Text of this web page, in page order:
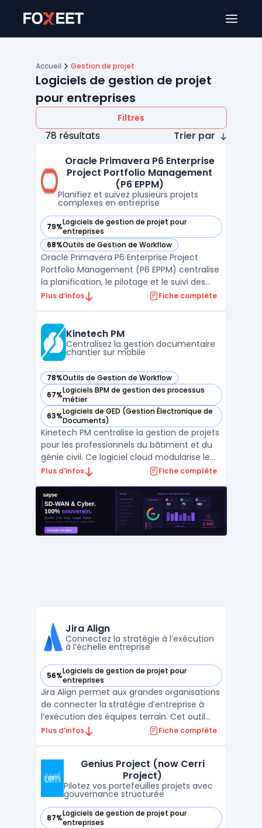
Accueil Gestion de projet
Logiciels de gestion de projet
pour entreprises
Filtres
78 résultats
Trier par
Oracle Primavera P6 Enterprise
Project Portfolio Management
(P6 EPPM)
Planifiez et suivez plusieurs projets
complexes en entreprise
79%Logiciels de gestion de projet pour
entreprises
— voir Oracle Primavera P6 Enterprise Project Portfolio
68%Outils de Gestion de Workflow
— voir Oracle Primavera P6 Enterprise Project Portfolio
Oracle Primavera P6 Enterprise Project
Portfolio Management (P6 EPPM) centralise
la planification, le pilotage et le suivi des
projets, programmes et portefeuilles à
de portefeuilles. Dans les contextes où
plusieurs cha ...
Plus d’infos Fiche complète
Kinetech PM
Centralisez la gestion documentaire
chantier sur mobile
78%Outils de Gestion de Workflow
— voir Kinetech PM dans cette catégorie
67%Logiciels BPM de gestion des processus
métier
— voir Kinetech PM dans cette catégorie
63%Logiciels de GED (Gestion Électronique de
Documents)
— voir Kinetech PM dans cette catégorie
Kinetech PM centralise la gestion de projets
pour les professionnels du bâtiment et du
génie civil. Ce logiciel cloud modularise le
pilotage de chantier, en digitalisant
construction, de la communication à la
gestion financière. L'utilisation de gestion
de projet ...
Plus d’infos Fiche complète
Jira Align
Connectez la stratégie à l’exécution
à l’échelle entreprise
56%Logiciels de gestion de projet pour
entreprises
— voir Jira Align dans cette catégorie
Jira Align permet aux grandes organisations
de connecter la stratégie d’entreprise à
l’exécution des équipes terrain. Cet outil
cloud s’adresse aux structures qui
leurs value streams pour piloter l’exécution
à grand ...
Plus d’infos Fiche complète
Genius Project (now Cerri
Project)
Pilotez vos portefeuilles projets avec
gouvernance structurée
87%Logiciels de gestion de projet pour
entreprises
— voir Genius Project (now Cerri Project) dans cette